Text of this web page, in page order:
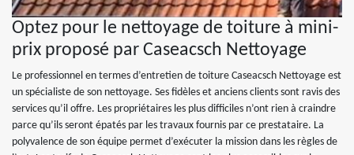
Optez pour le nettoyage de toiture à mini-
prix proposé par Caseacsch Nettoyage
Le professionnel en termes d’entretien de toiture Caseacsch Nettoyage est
un spécialiste de son nettoyage. Ses fidèles et anciens clients sont ravis des
services qu’il offre. Les propriétaires les plus difficiles n’ont rien à craindre
parce qu’ils seront épatés par les travaux fournis par ce prestataire. La
polyvalence de son équipe permet d’exécuter la mission dans les règles de